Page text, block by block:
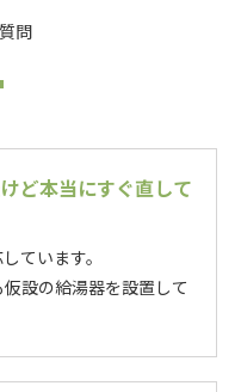
問
ど本当にすぐ直して
ています。
設の給湯器を設置して